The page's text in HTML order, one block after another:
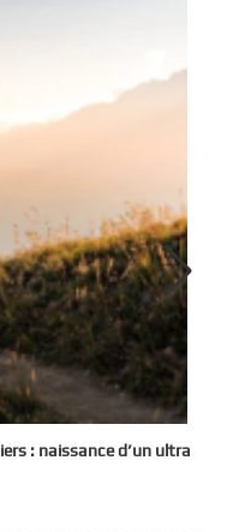
: naissance d’un ultra